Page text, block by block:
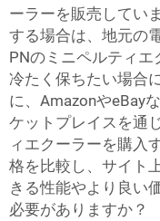
ーラーを販売してい
する場合は、地元の
PNのミニペルティ
冷たく保ちたい場合
に、AmazonやeBay
ケットプレイスを通
ィエクーラーを購入
格を比較し、サイト
きる性能やより良い
必要がありますか？